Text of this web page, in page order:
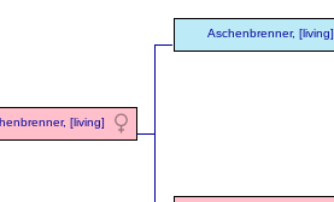
[living]
Aschenbrenner, [living]